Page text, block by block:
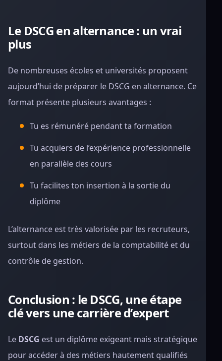
Le DSCG en alternance : un vrai
plus
De nombreuses écoles et universités proposent
aujourd’hui de préparer le DSCG en alternance. Ce
format présente plusieurs avantages :
Tu es rémunéré pendant ta formation
Tu acquiers de l’expérience professionnelle
en parallèle des cours
Tu facilites ton insertion à la sortie du
diplôme
L’alternance est très valorisée par les recruteurs,
surtout dans les métiers de la comptabilité et du
contrôle de gestion.
Conclusion : le DSCG, une étape
clé vers une carrière d’expert
Le DSCG est un diplôme exigeant mais stratégique
pour accéder à des métiers hautement qualifiés